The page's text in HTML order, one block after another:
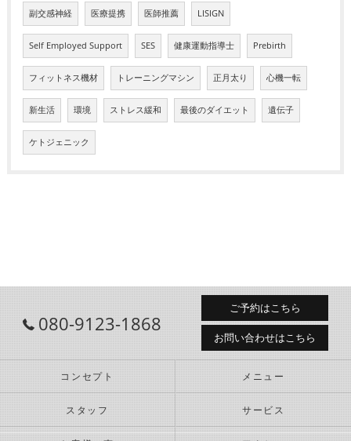
副交感神経 医療提携 医師推薦 LISIGN
Self Employed Support SES 健康運動指導士 Prebirth
フィットネス機材 トレーニングマシン 正月太り 心機一転
新生活 環境 ストレス緩和 最後のダイエット 遺伝子
ケトジェニック
080-9123-1868
ご予約はこちら
お問い合わせはこちら
コンセプト メニュー
スタッフ サービス